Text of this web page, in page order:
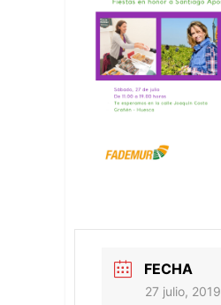
FECHA
27 julio, 2019